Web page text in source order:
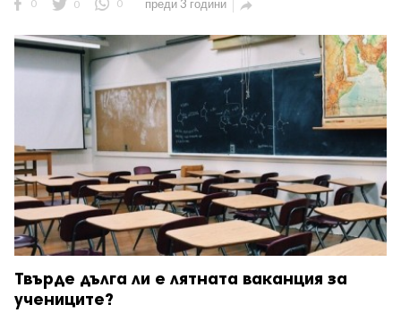
0 0 0 преди 3 години 
Твърде дълга ли е лятната ваканция за
учениците?